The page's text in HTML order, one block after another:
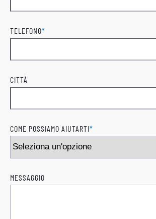
TELEFONO*
CITTÀ
COME POSSIAMO AIUTARTI*
MESSAGGIO